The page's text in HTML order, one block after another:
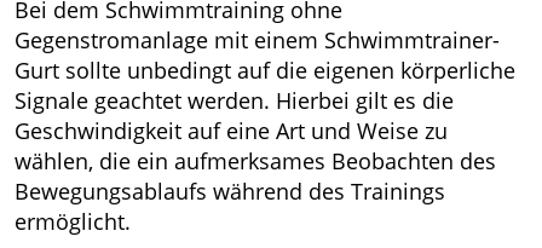
Bei dem Schwimmtraining ohne
Gegenstromanlage mit einem Schwimmtrainer-
Gurt sollte unbedingt auf die eigenen körperliche
Signale geachtet werden. Hierbei gilt es die
Geschwindigkeit auf eine Art und Weise zu
wählen, die ein aufmerksames Beobachten des
Bewegungsablaufs während des Trainings
ermöglicht.